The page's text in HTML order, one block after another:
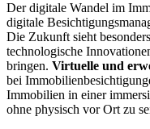
Der digitale Wandel im
digitale
Die Zukunft sieht
technologische
bringen. Virtuelle und
bei
Immobilien in einer
ohne physisch vor Ort zu